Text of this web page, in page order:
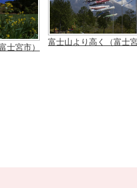
士宮市）
富士山より高く（富士宮